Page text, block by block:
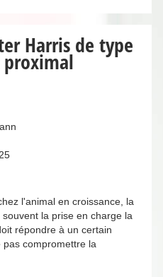
Harris de type
proximal
l'animal en croissance, la
la prise en charge la
répondre à un certain
compromettre la